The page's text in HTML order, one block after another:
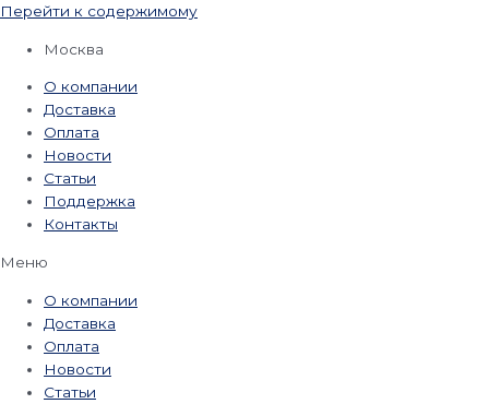
Перейти к содержимому
Москва
О компании
Доставка
Оплата
Новости
Статьи
Поддержка
Контакты
Меню
О компании
Доставка
Оплата
Новости
Статьи